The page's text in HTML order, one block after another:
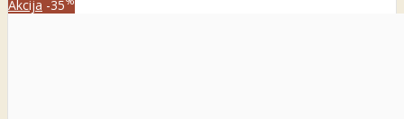
Akcija -35